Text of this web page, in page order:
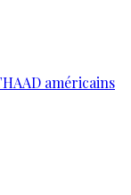
américains